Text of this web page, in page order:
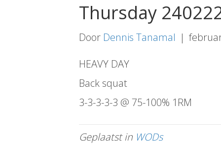
Thursday
Door Dennis Tanamal |
HEAVY DAY
Back squat
3-3-3-3-3 @ 75-100% 1RM
Geplaatst in WODs